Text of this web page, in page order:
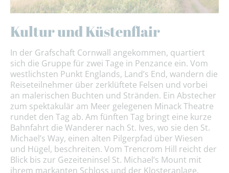
Kultur und Küstenflair
In der Grafschaft Cornwall angekommen, quartiert
sich die Gruppe für zwei Tage in Penzance ein. Vom
westlichsten Punkt Englands, Land’s End, wandern die
Reiseteilnehmer über zerklüftete Felsen und vorbei
an malerischen Buchten und Stränden. Ein Abstecher
zum spektakulär am Meer gelegenen Minack Theatre
rundet den Tag ab. Am fünften Tag bringt eine kurze
Bahnfahrt die Wanderer nach St. Ives, wo sie den St.
Michael’s Way, einen alten Pilgerpfad über Wiesen
und Hügel, beschreiten. Vom Trencrom Hill reicht der
Blick bis zur Gezeiteninsel St. Michael’s Mount mit
ihrem markanten Schloss und der Klosteranlage.